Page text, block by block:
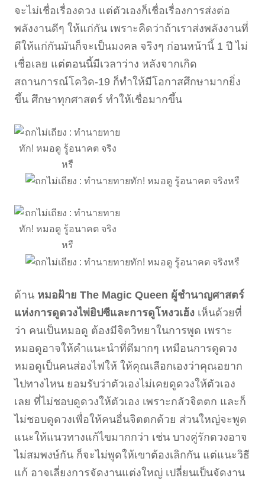
จะไม่เชื่อเรื่องดวง แต่ตัวเองก็เชื่อเรื่องการส่งต่อ
พลังงานดีๆ ให้แก่กัน เพราะคิดว่าถ้าเราส่งพลังงานที่
ดีให้แก่กันมันก็จะเป็นมงคล จริงๆ ก่อนหน้านี้ 1 ปี ไม่
เชื่อเลย แต่ตอนนี้มีเวลาว่าง หลังจากเกิด
สถานการณ์โควิด-19 ก็ทำให้มีโอกาสศึกษามากยิ่ง
ขึ้น ศึกษาทุกศาสตร์ ทำให้เชื่อมากขึ้น
ด้าน หมอฝ้าย The Magic Queen ผู้ชำนาญศาสตร์
แห่งการดูดวงไพ่ยิปซีและการดูโหงวเฮ้ง เห็นด้วยที่
ว่า คนเป็นหมอดู ต้องมีจิตวิทยาในการพูด เพราะ
หมอดูอาจให้คำแนะนำที่ดีมากๆ เหมือนการดูดวง
หมอดูเป็นคนส่องไฟให้ ให้คุณเลือกเองว่าคุณอยาก
ไปทางไหน ยอมรับว่าตัวเองไม่เคยดูดวงให้ตัวเอง
เลย ที่ไม่ชอบดูดวงให้ตัวเอง เพราะกลัวจิตตก และก็
ไม่ชอบดูดวงเพื่อให้คนอื่นจิตตกด้วย ส่วนใหญ่จะพูด
แนะให้แนวทางแก้ไขมากกว่า เช่น บางคู่รักดวงอาจ
ไม่สมพงษ์กัน ก็จะไม่พูดให้เขาต้องเลิกกัน แต่แนะวิธี
แก้ อาจเลี่ยงการจัดงานแต่งใหญ่ เปลี่ยนเป็นจัดงาน